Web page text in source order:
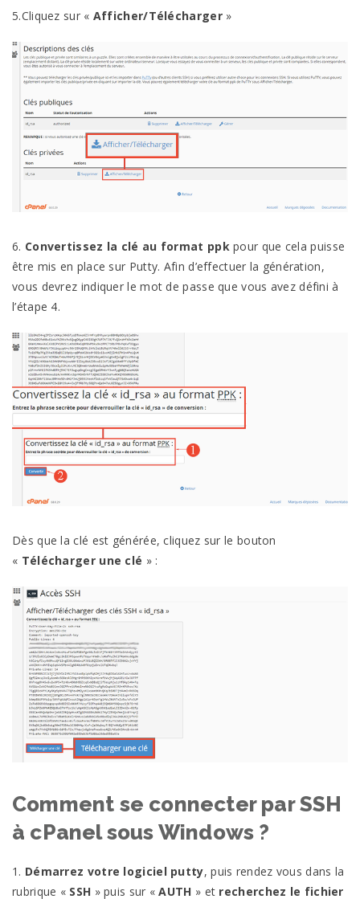
5.Cliquez sur « Afficher/Télécharger»
6. Convertissez la clé au format ppkpour que cela puisse
être mis en place sur Putty. Afin d’effectuer la génération,
vous devrez indiquer le mot de passe que vous avez défini à
l’étape 4.
Dès que la clé est générée, cliquez sur le bouton
« Télécharger une clé » :
Comment se connecter par SSH
à cPanel sous Windows ?
1. Démarrez votre logiciel putty, puis rendez vous dans la
rubrique « SSH » puis sur «AUTH » et recherchez le fichier